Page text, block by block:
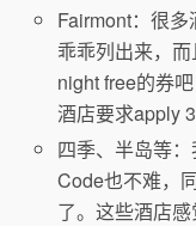
Fairmont：很
乖乖列出来，
night free的券
酒店要求apply
四季、半岛等
Code也不难，
了。这些酒店